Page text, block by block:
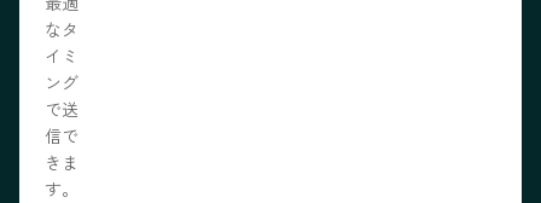
なタ
イミ
ング
で送
信で
きま
す。